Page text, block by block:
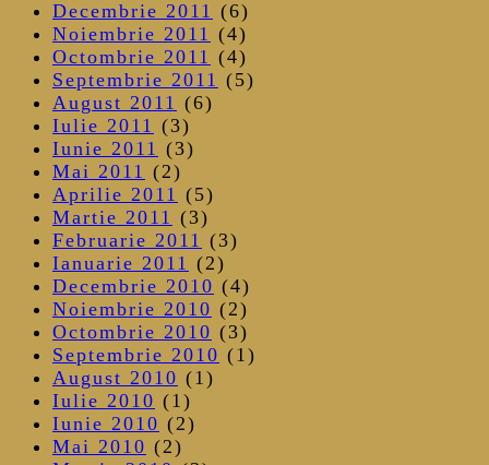
Decembrie 2011 (6)
Noiembrie 2011 (4)
Octombrie 2011 (4)
Septembrie 2011 (5)
August 2011 (6)
Iulie 2011 (3)
Iunie 2011 (3)
Mai 2011 (2)
Aprilie 2011 (5)
Martie 2011 (3)
Februarie 2011 (3)
Ianuarie 2011 (2)
Decembrie 2010 (4)
Noiembrie 2010 (2)
Octombrie 2010 (3)
Septembrie 2010 (1)
August 2010 (1)
Iulie 2010 (1)
Iunie 2010 (2)
Mai 2010 (2)